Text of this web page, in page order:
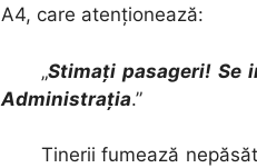
A4, care atenţionează:
„Stimaţi pasageri! Se
Administraţia.”
Tinerii fumează